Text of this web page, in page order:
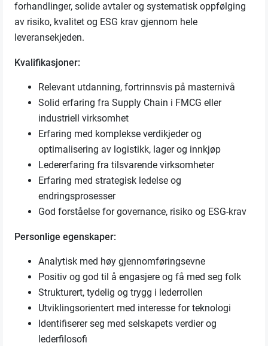
forhandlinger, solide avtaler og systematisk oppfølging
av risiko, kvalitet og ESG krav gjennom hele
leveransekjeden.
Kvalifikasjoner:
Relevant utdanning, fortrinnsvis på masternivå
Solid erfaring fra Supply Chain i FMCG eller
industriell virksomhet
Erfaring med komplekse verdikjeder og
optimalisering av logistikk, lager og innkjøp
Ledererfaring fra tilsvarende virksomheter
Erfaring med strategisk ledelse og
endringsprosesser
God forståelse for governance, risiko og ESG-krav
Personlige egenskaper:
Analytisk med høy gjennomføringsevne
Positiv og god til å engasjere og få med seg folk
Strukturert, tydelig og trygg i lederrollen
Utviklingsorientert med interesse for teknologi
Identifiserer seg med selskapets verdier og
lederfilosofi